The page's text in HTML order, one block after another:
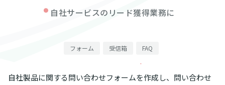
自社サービスのリード獲得業務に
フォーム 受信箱 FAQ
自社製品に関する問い合わせフォームを作成し、問い合わせ